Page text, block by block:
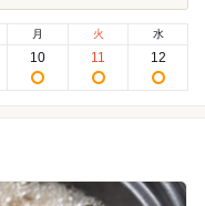
月
10
火
11
水
12